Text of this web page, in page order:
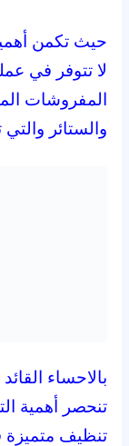
حيث تكمن
لا تتوفر في
المفروشات
والستائر
بالاحساء
تنحصر أهمية
تنظيف متميزة